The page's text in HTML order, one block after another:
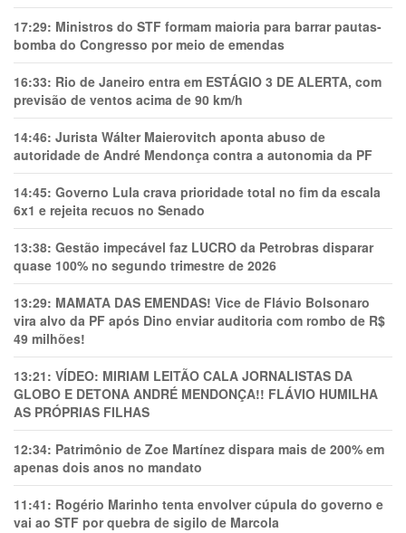
17:29: Ministros do STF formam maioria para barrar pautas-
bomba do Congresso por meio de emendas
16:33: Rio de Janeiro entra em ESTÁGIO 3 DE ALERTA, com
previsão de ventos acima de 90 km/h
14:46: Jurista Wálter Maierovitch aponta abuso de
autoridade de André Mendonça contra a autonomia da PF
14:45: Governo Lula crava prioridade total no fim da escala
6x1 e rejeita recuos no Senado
13:38: Gestão impecável faz LUCRO da Petrobras disparar
quase 100% no segundo trimestre de 2026
13:29: MAMATA DAS EMENDAS! Vice de Flávio Bolsonaro
vira alvo da PF após Dino enviar auditoria com rombo de R$
49 milhões!
13:21: VÍDEO: MIRIAM LEITÃO CALA JORNALISTAS DA
GLOBO E DETONA ANDRÉ MENDONÇA!! FLÁVIO HUMILHA
AS PRÓPRIAS FILHAS
12:34: Patrimônio de Zoe Martínez dispara mais de 200% em
apenas dois anos no mandato
11:41: Rogério Marinho tenta envolver cúpula do governo e
vai ao STF por quebra de sigilo de Marcola